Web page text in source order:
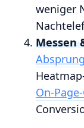
weniger
Messen